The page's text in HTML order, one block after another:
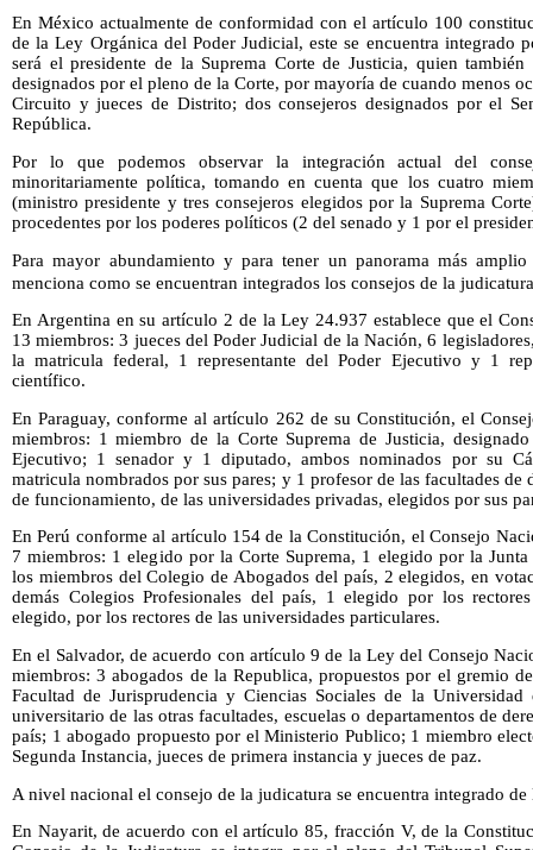
En México actualmente de conformidad con el artículo 100
de la Ley Orgánica del Poder Judicial, este se encuentra integrado
será el presidente de la Suprema Corte de Justicia, quien
designados por el pleno de la Corte, por mayoría de cuando menos
Circuito y jueces de Distrito; dos consejeros designados por el
República.
Por lo que podemos observar la integración actual del
minoritariamente política, tomando en cuenta que los cuatro
(ministro presidente y tres consejeros elegidos por la Suprema
procedentes por los poderes políticos (2 del senado y 1 por el
Para mayor abundamiento y para tener un panorama más
menciona como se encuentran integrados los consejos de la
En Argentina en su artículo 2 de la Ley 24.937 establece que el
13 miembros: 3 jueces del Poder Judicial de la Nación, 6
la matricula federal, 1 representante del Poder Ejecutivo y 1
científico.
En Paraguay, conforme al artículo 262 de su Constitución, el
miembros: 1 miembro de la Corte Suprema de Justicia,
Ejecutivo; 1 senador y 1 diputado, ambos nominados por su
matricula nombrados por sus pares; y 1 profesor de las facultades de
de funcionamiento, de las universidades privadas, elegidos por sus
En Perú conforme al artículo 154 de la Constitución, el Consejo
7 miembros: 1 elegido por la Corte Suprema, 1 elegido por la
los miembros del Colegio de Abogados del país, 2 elegidos, en
demás Colegios Profesionales del país, 1 elegido por los
elegido, por los rectores de las universidades particulares.
En el Salvador, de acuerdo con artículo 9 de la Ley del Consejo
miembros: 3 abogados de la Republica, propuestos por el gremio
Facultad de Jurisprudencia y Ciencias Sociales de la
universitario de las otras facultades, escuelas o departamentos de
país; 1 abogado propuesto por el Ministerio Publico; 1 miembro
Segunda Instancia, jueces de primera instancia y jueces de paz.
A nivel nacional el consejo de la judicatura se encuentra integrado
En Nayarit, de acuerdo con el artículo 85, fracción V, de la